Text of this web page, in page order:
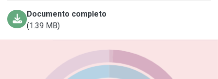
Documento completo
(1.39 MB)